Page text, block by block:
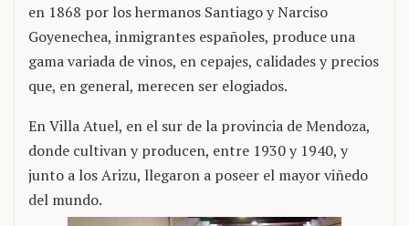
en 1868 por los hermanos Santiago y Narciso
Goyenechea, inmigrantes españoles, produce una
gama variada de vinos, en cepajes, calidades y precios
que, en general, merecen ser elogiados.
En Villa Atuel, en el sur de la provincia de Mendoza,
donde cultivan y producen, entre 1930 y 1940, y
junto a los Arizu, llegaron a poseer el mayor viñedo
del mundo.